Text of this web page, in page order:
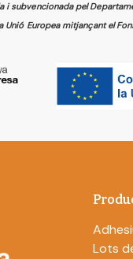
subvencionada pel
Europea mitjançant el
Lots